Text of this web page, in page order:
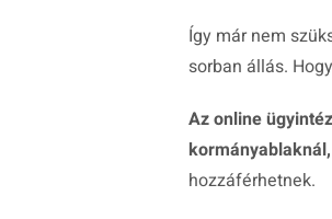
Így már nem
sorban állás.
Az online
kormányablaknál,
hozzáférhetnek.